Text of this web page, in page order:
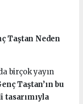
Taştan Neden
birçok yayın
Taştan’ın bu
tasarımıyla